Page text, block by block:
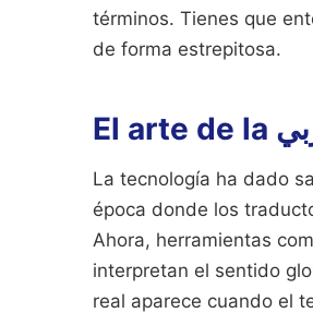
términos. Tienes que
de forma estrepitosa.
La tecnología ha dado
época donde los
Ahora, herramientas
interpretan el sentido
real aparece cuando el